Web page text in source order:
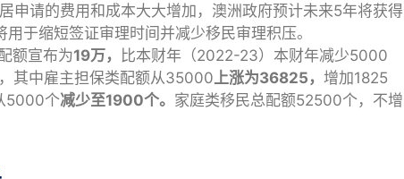
申请的费用和成本大大增加，澳洲政府预计未来5年将获得
于缩短签证审理时间并减少移民审理积压。
额宣布为19万，
比本财年（2022-23）本财年减少5000
其中雇主担保类配额从35000上涨为36825， 增加1825
5000个减少至1900个。 家庭类移民总配额52500个，不增